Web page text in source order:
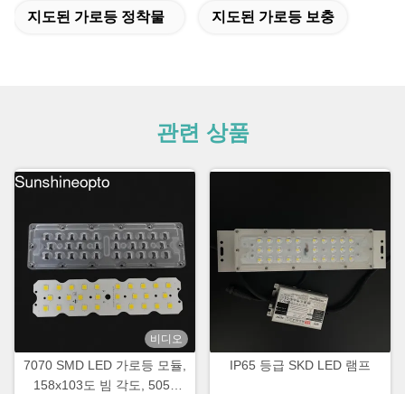
지도된 가로등 정착물 지도된 가로등 보충
관련 상품
비디오
7070 SMD LED 가로등 모듈,
158x103도 빔 각도, 5050
IP65 등급 SKD LED 램프